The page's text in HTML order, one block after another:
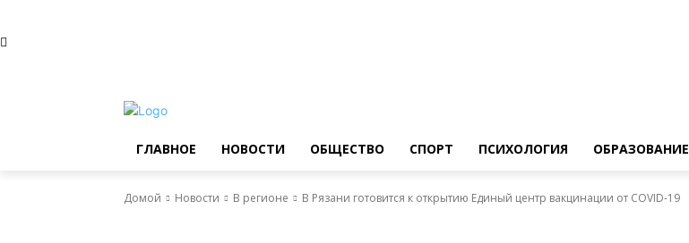
ГЛАВНОЕ НОВОСТИ ОБЩЕСТВО СПОРТ ПСИХОЛОГИЯ ОБРАЗОВАНИЕ
Домой Новости В регионе В Рязани готовится к открытию Единый центр вакцинации от COVID-19